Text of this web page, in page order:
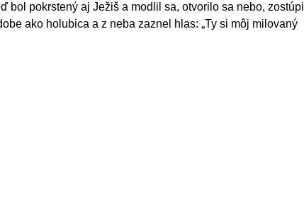
bol pokrstený aj Ježiš a modlil sa, otvorilo sa nebo, zostúpil
ako holubica a z neba zaznel hlas: „Ty si môj milovaný